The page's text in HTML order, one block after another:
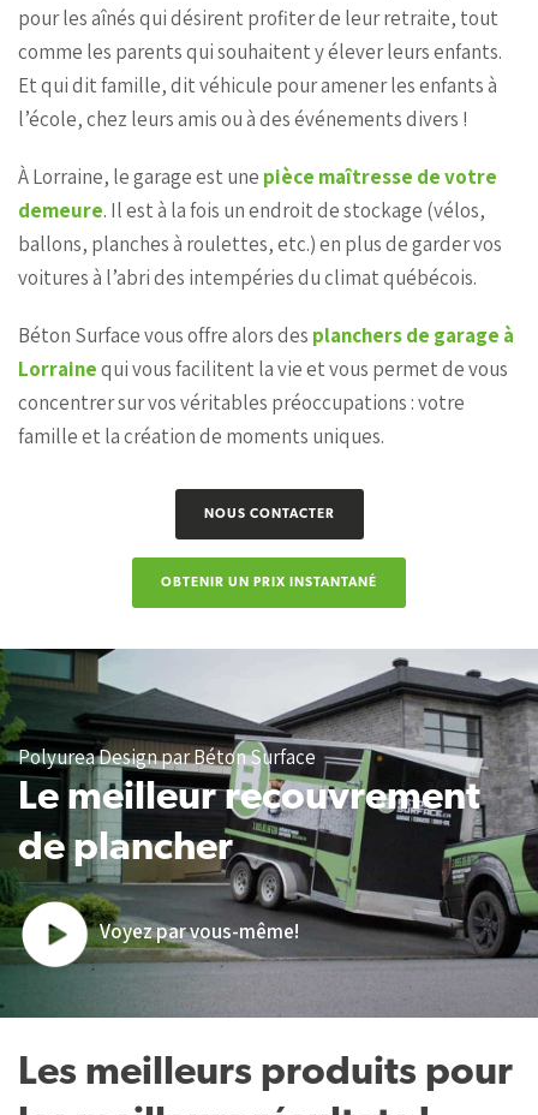
pour les aînés qui désirent profiter de leur retraite, tout
comme les parents qui souhaitent y élever leurs enfants.
Et qui dit famille, dit véhicule pour amener les enfants à
l’école, chez leurs amis ou à des événements divers !
À Lorraine, le garage est une pièce maîtresse de votre
demeure. Il est à la fois un endroit de stockage (vélos,
ballons, planches à roulettes, etc.) en plus de garder vos
voitures à l’abri des intempéries du climat québécois.
Béton Surface vous offre alors des planchers de garage à
Lorrainequi vous facilitent la vie et vous permet de vous
concentrer sur vos véritables préoccupations : votre
famille et la création de moments uniques.
NOUS CONTACTER
OBTENIR UN PRIX INSTANTANÉ
Polyurea Design par Béton Surface
Le meilleur recouvrement
de plancher
Voyez par vous-même!
Les meilleurs produits pour